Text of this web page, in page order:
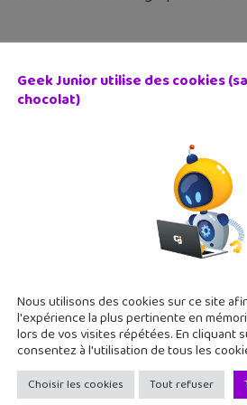
Puzzle Adventure : un puzzle
un mélange de Candy Crush et
disponible sur Android et
Speedboat Paradise : Fast &
Geek Junior utilise des cookies
chocolat)
Nous utilisons des cookies sur ce site
l'expérience la plus pertinente en
lors de vos visites répétées. En cliquant
consentez à l'utilisation de tous les
Choisir les cookies Tout refuser